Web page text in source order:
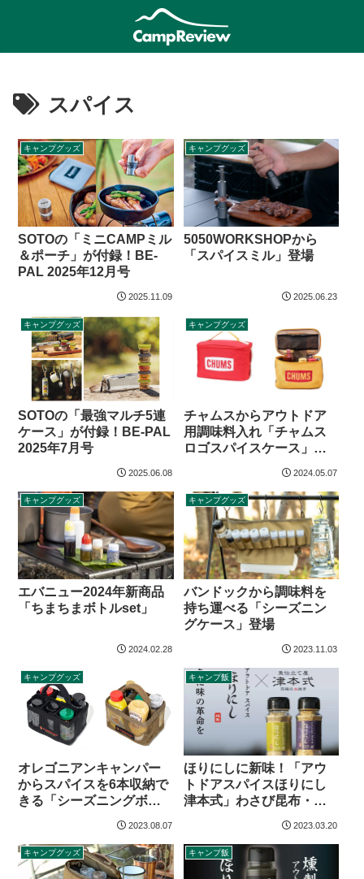
スパイス
キャンプグッズ
SOTOの「ミニCAMPミル
＆ポーチ」が付録！BE-
PAL 2025年12月号
2025.11.09
キャンプグッズ
5050WORKSHOPから
「スパイスミル」登場
2025.06.23
キャンプグッズ
SOTOの「最強マルチ5連
ケース」が付録！BE-PAL
2025年7月号
2025.06.08
キャンプグッズ
チャムスからアウトドア
用調味料入れ「チャムス
ロゴスパイスケース」登
2024.05.07
キャンプグッズ
エバニュー2024年新商品
「ちまちまボトルset」
2024.02.28
キャンプグッズ
バンドックから調味料を
持ち運べる「シーズニン
グケース」登場
2023.11.03
キャンプグッズ
オレゴニアンキャンパー
からスパイスを6本収納で
きる「シーズニングボッ
2023.08.07
キャンプ飯
ほりにしに新味！「アウ
トドアスパイスほりにし
津本式」わさび昆布・白
2023.03.20
キャンプグッズ キャンプ飯